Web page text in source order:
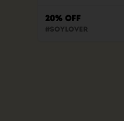
20% OFF
#soylover